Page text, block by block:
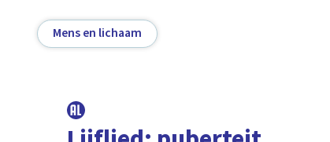
Mens en lichaam